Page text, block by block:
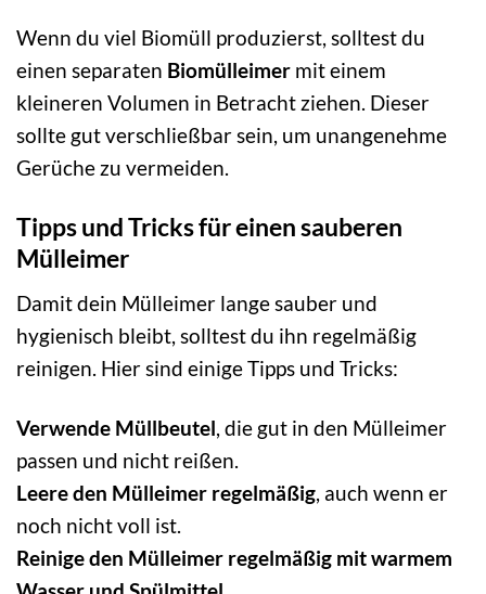
Wenn du viel Biomüll produzierst, solltest du
einen separaten Biomülleimer mit einem
kleineren Volumen in Betracht ziehen. Dieser
sollte gut verschließbar sein, um unangenehme
Gerüche zu vermeiden.
Tipps und Tricks für einen sauberen
Mülleimer
Damit dein Mülleimer lange sauber und
hygienisch bleibt, solltest du ihn regelmäßig
reinigen. Hier sind einige Tipps und Tricks:
Verwende Müllbeutel, die gut in den Mülleimer
passen und nicht reißen.
Leere den Mülleimer regelmäßig, auch wenn er
noch nicht voll ist.
Reinige den Mülleimer regelmäßig mit warmem